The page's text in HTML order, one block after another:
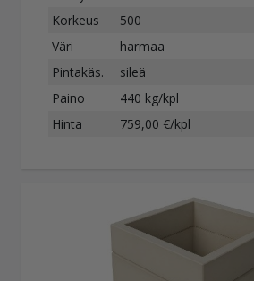
Korkeus
500
Väri
harmaa
Pintakäs.
sileä
Paino
440 kg/kpl
Hinta
759,00 €/kpl